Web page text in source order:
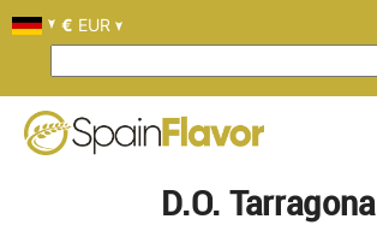
D.O. Tarragona
€ EUR